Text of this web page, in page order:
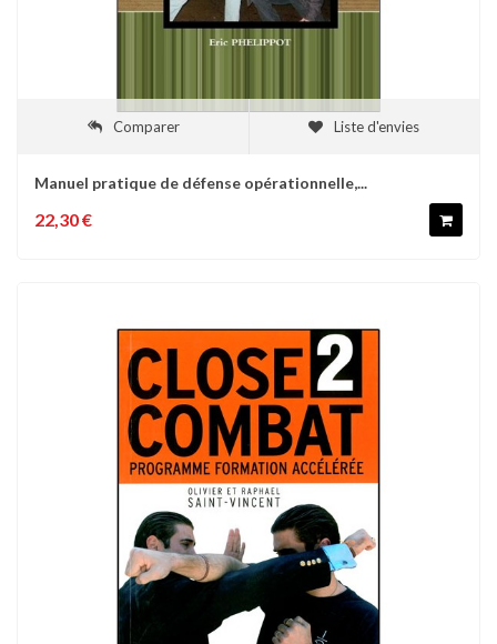
Comparer Liste d'envies
Manuel pratique de défense opérationnelle,...
22,30 €